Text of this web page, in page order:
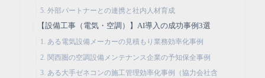
5. 外部パートナーとの連携と社内人材育成
【設備工事（電気・空調）】AI導入の成功事例3選
1. ある電気設備メーカーの見積もり業務効率化事例
2. 関西圏の空調設備メンテナンス企業の予知保全事例
3. ある大手ゼネコンの施工管理効率化事例（協力会社含